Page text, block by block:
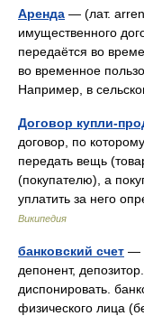
Аренда — (лат.
имущественного
передаётся во
во временное
Например, в
Договор купли-
договор, по
передать вещь
(покупателю), а
уплатить за него
Википедия
банковский счет —
депонент,
диспонировать.
физического лица